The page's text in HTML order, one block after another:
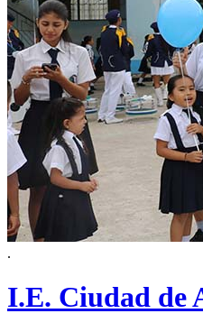
.
I.E. Ciudad de